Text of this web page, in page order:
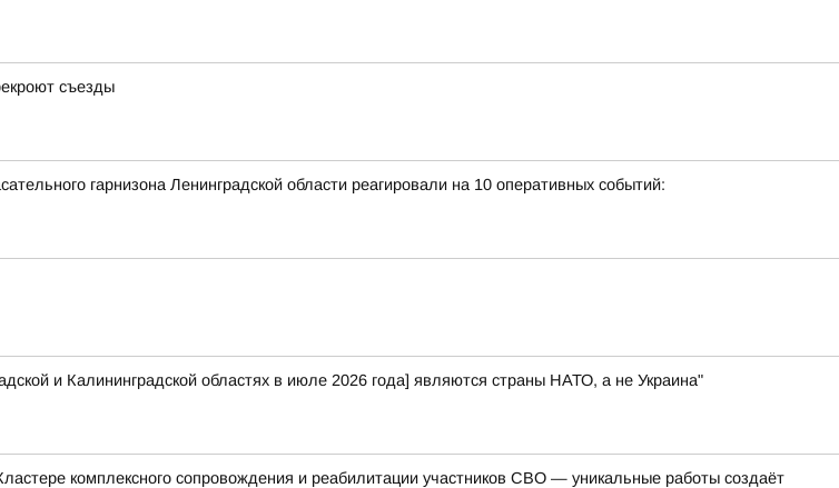
съезды
гарнизона Ленинградской области реагировали на 10 оперативных событий:
и Калининградской областях в июле 2026 года] являются страны НАТО, а не Украина"
комплексного сопровождения и реабилитации участников СВО — уникальные работы создаёт